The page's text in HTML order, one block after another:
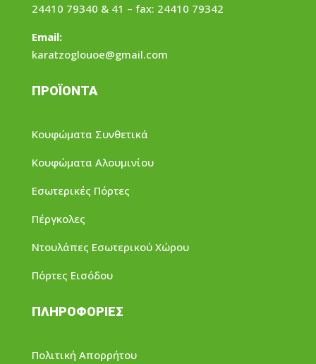
24410 79340 & 41 – fax: 24410 79342
Email:
karatzoglouoe@gmail.com
ΠΡΟΪΟΝΤΑ
Κουφώματα Συνθετικά
Κουφώματα Αλουμινίου
Εσωτερικές Πόρτες
Πέργκολες
Ντουλάπες Εσωτερικού Χώρου
Πόρτες Εισόδου
ΠΛΗΡΟΦΟΡΙΕΣ
Πολιτική Απορρήτου